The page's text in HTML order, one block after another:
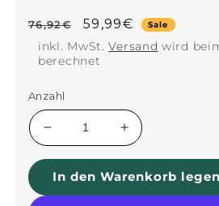
Normaler
Preis
76,92€ Verkaufspreis
59,99€ Sale
inkl. MwSt.Versand wird
berechnet
Anzahl
Verringere
die
Menge
für
Erhöhe
die
Menge
für
In den Warenkorb legen